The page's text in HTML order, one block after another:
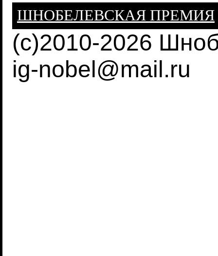
ШНОБЕЛЕВСКАЯ ПРЕМИЯ
(c)2010-2026
ig-nobel@mail.ru